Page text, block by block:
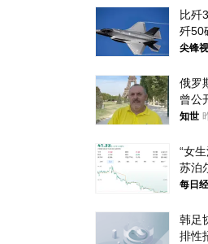
比歼
歼50
的技
尖锋
俄罗
曾公
知世
“女
苏泊
频全
每日
韩足
排性